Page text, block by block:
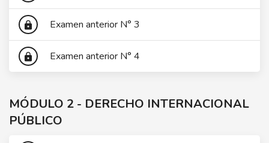
lock Examen anterior N° 3
lock Examen anterior N° 4
MÓDULO 2 - DERECHO INTERNACIONAL
PÚBLICO